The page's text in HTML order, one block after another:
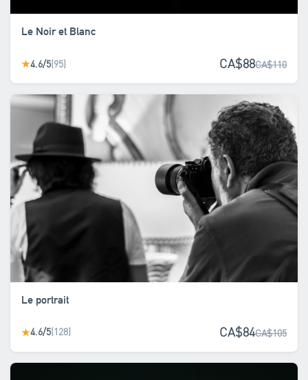
Le Noir et Blanc
★4.6/5(95) CA$88CA$110
Le portrait
★4.6/5(128) CA$84CA$105